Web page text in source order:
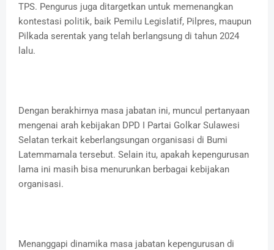
TPS. Pengurus juga ditargetkan untuk memenangkan
kontestasi politik, baik Pemilu Legislatif, Pilpres, maupun
Pilkada serentak yang telah berlangsung di tahun 2024
lalu.
​Dengan berakhirnya masa jabatan ini, muncul pertanyaan
mengenai arah kebijakan DPD I Partai Golkar Sulawesi
Selatan terkait keberlangsungan organisasi di Bumi
Latemmamala tersebut. Selain itu, apakah kepengurusan
lama ini masih bisa menurunkan berbagai kebijakan
organisasi.
​Menanggapi dinamika masa jabatan kepengurusan di